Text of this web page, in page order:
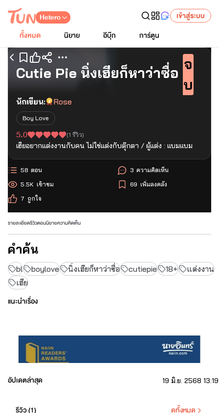
Hetero
เข้าสู่ระบบ
ทั้งหมด
นิยาย อีบุ๊ก การ์ตูน
เริ่มอ่านตอนแรก
Cutie Pie นิ่งเฮียก็หาว่าซื่อ
จ
บ
นักเขียน: Rose
Boy Love
5.0 (1 รีวิว)
เฮียอยากแต่งงานกับคน ไม่ใช่แต่งกับตุ๊กตา / ผู้แต่ง : แบมแบม
ตอน
58
เข้าชม
5.5K
ถูกใจ
7
ความคิดเห็น
3
เพิ่มลงคลัง
69
รายละเอียดรีวิวตอนนิยายความคิดเห็น
คำค้น
bl boylove นิ่งเฮียก็หาว่าซื่อ cutiepie 18+
แต่งงาน
เฮีย
แนะนำเรื่อง
อัปเดตล่าสุด 19 มิ.ย. 2568
รีวิว (1) ดูทั้งหมด